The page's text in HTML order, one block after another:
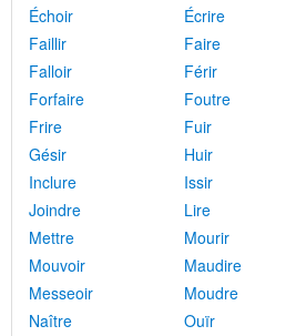
Échoir
Écrire
Faillir
Faire
Falloir
Férir
Forfaire
Foutre
Frire
Fuir
Gésir
Huir
Inclure
Issir
Joindre
Lire
Mettre
Mourir
Mouvoir
Maudire
Messeoir
Moudre
Naître
Ouïr